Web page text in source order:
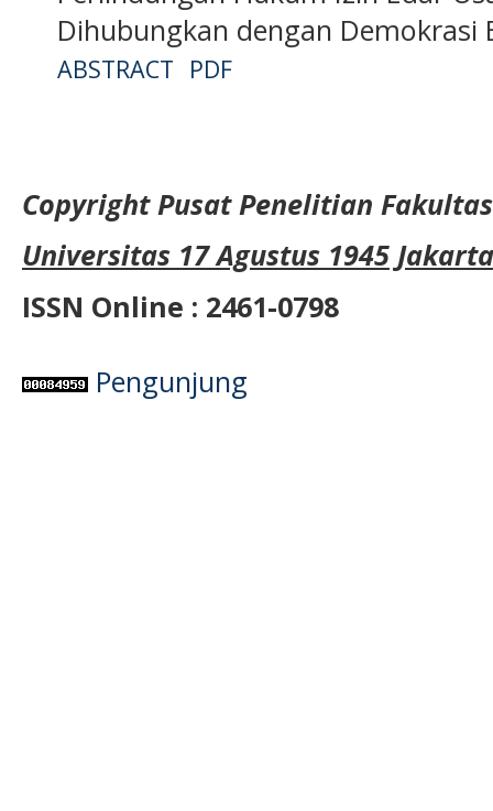
Dihubungkan dengan Demokrasi
ABSTRACT PDF
Copyright Pusat Penelitian
Universitas 17 Agustus 1945 Jakarta
ISSN Online : 2461-0798
Pengunjung